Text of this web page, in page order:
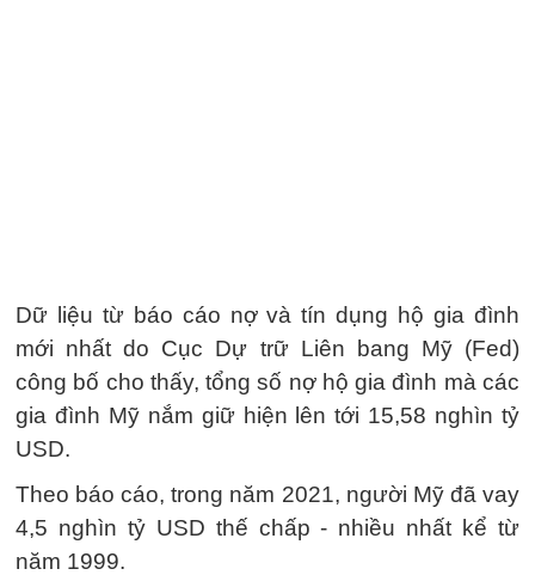
Dữ liệu từ báo cáo nợ và tín dụng hộ gia đình
mới nhất do Cục Dự trữ Liên bang Mỹ (Fed)
công bố cho thấy, tổng số nợ hộ gia đình mà các
gia đình Mỹ nắm giữ hiện lên tới 15,58 nghìn tỷ
USD.
Theo báo cáo, trong năm 2021, người Mỹ đã vay
4,5 nghìn tỷ USD thế chấp - nhiều nhất kể từ
năm 1999.